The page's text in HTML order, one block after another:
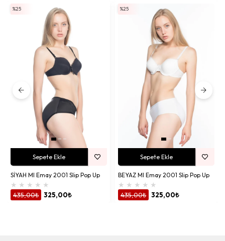
SİYAH MI Emay 2001 Slip Pop Up
★ ★ ★ ★ ★
325,00₺
435,00₺
Sepete Ekle
%25
BEYAZ MI Emay 2001 Slip Pop Up
★ ★ ★ ★ ★
325,00₺
435,00₺
Sepete Ekle
%25